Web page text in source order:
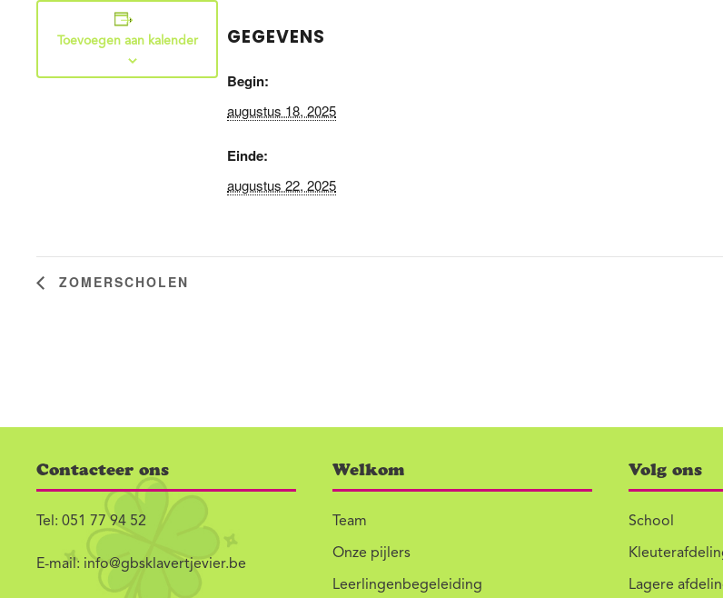
Toevoegen aan kalender GEGEVENS
Begin:
augustus 18, 2025
Einde:
augustus 22, 2025
ZOMERSCHOLEN
Contacteer ons
Tel: 051 77 94 52
E-mail: info@gbsklavertjevier.be
Welkom
Team
Onze pijlers
Leerlingenbegeleiding
Volg ons
School
Lagere